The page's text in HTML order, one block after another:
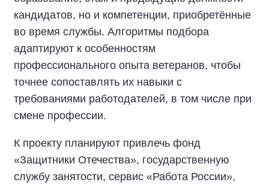
кандидатов, но и компетенции, приобретённые
во время службы. Алгоритмы подбора
адаптируют к особенностям
профессионального опыта ветеранов, чтобы
точнее сопоставлять их навыки с
требованиями работодателей, в том числе при
смене профессии.
К проекту планируют привлечь фонд
«Защитники Отечества», государственную
службу занятости, сервис «Работа России»,